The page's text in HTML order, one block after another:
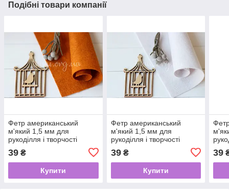
Подібні товари компанії
Фетр американський
м'який 1,5 мм для
рукоділля і творчості
Spice (Пряна гарбуз)
39 ₴
Купити
Фетр американський
м'який 1,5 мм для
рукоділля і творчості
22*30см 1105 Opal (Опал)
39₴
Купити
39